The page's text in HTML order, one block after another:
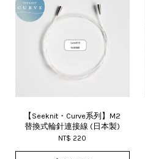
【Seeknit・Curve系列】M2
替換式輪針連接線 (日本製)
NT$ 220